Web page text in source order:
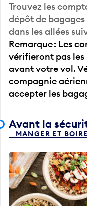
Trouvez les
dépôt de
dans les allées
Remarque : Les
vérifieront pas
avant votre vol.
compagnie
accepter les
Avant la
MANGER ET BOIRE